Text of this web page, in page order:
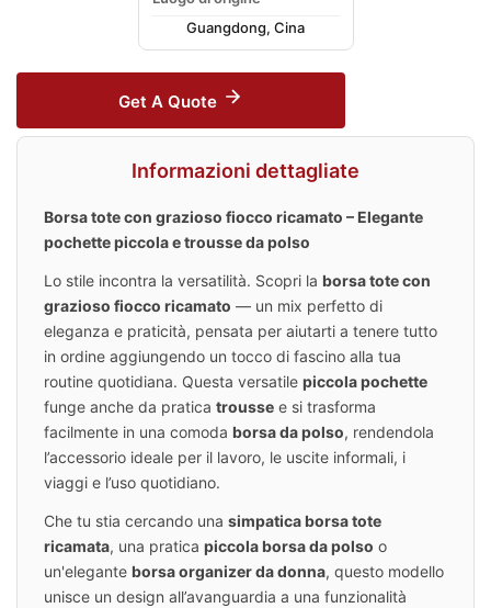
Guangdong, Cina
Get A Quote
Informazioni dettagliate
Borsa tote con grazioso fiocco ricamato – Elegante
pochette piccola e trousse da polso
Lo stile incontra la versatilità. Scopri la borsa tote con
grazioso fiocco ricamato — un mix perfetto di
eleganza e praticità, pensata per aiutarti a tenere tutto
in ordine aggiungendo un tocco di fascino alla tua
routine quotidiana. Questa versatile piccola pochette
funge anche da pratica trousse e si trasforma
facilmente in una comoda borsa da polso, rendendola
l’accessorio ideale per il lavoro, le uscite informali, i
viaggi e l’uso quotidiano.
Che tu stia cercando una simpatica borsa tote
ricamata, una pratica piccola borsa da polso o
un'elegante borsa organizer da donna, questo modello
unisce un design all’avanguardia a una funzionalità